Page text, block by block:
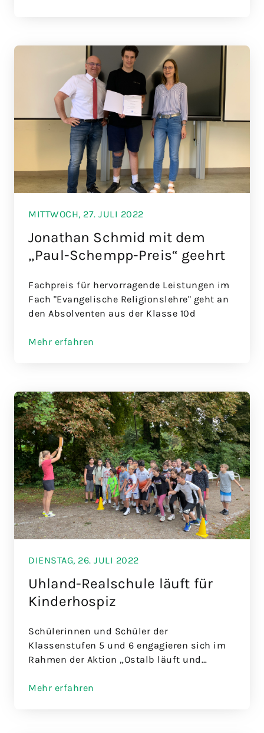
MITTWOCH, 27. JULI 2022
Jonathan Schmid mit dem
„Paul-Schempp-Preis“ geehrt
Fachpreis für hervorragende Leistungen im
Fach "Evangelische Religionslehre" geht an
den Absolventen aus der Klasse 10d
Mehr erfahren
DIENSTAG, 26. JULI 2022
Uhland-Realschule läuft für
Kinderhospiz
Schülerinnen und Schüler der
Klassenstufen 5 und 6 engagieren sich im
Rahmen der Aktion „Ostalb läuft und
Mehr erfahren